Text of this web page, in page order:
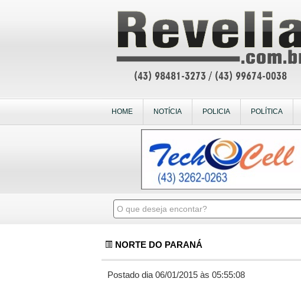
HOME NOTÍCIA POLICIA POLÍTICA
NORTE DO PARANÁ
Postado dia 06/01/2015 às 05:55:08